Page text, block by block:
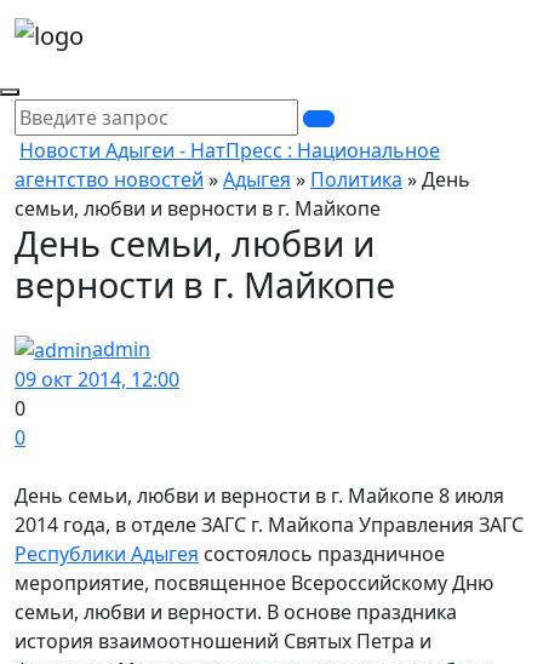
Новости Адыгеи - НатПресс : Национальное
агентство новостей »Адыгея » Политика » День
семьи, любви и верности в г. Майкопе
День семьи, любви и
верности в г. Майкопе
admin
09 окт 2014, 12:00
0
0
День семьи, любви и верности в г. Майкопе 8 июля
2014 года, в отделе ЗАГС г. Майкопа Управления ЗАГС
Республики Адыгея состоялось праздничное
мероприятие, посвященное Всероссийскому Дню
семьи, любви и верности. В основе праздника
история взаимоотношений Святых Петра и